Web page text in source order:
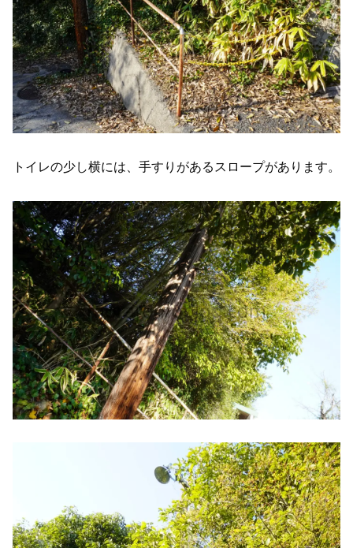
トイレの少し横には、手すりがあるスロープがあります。